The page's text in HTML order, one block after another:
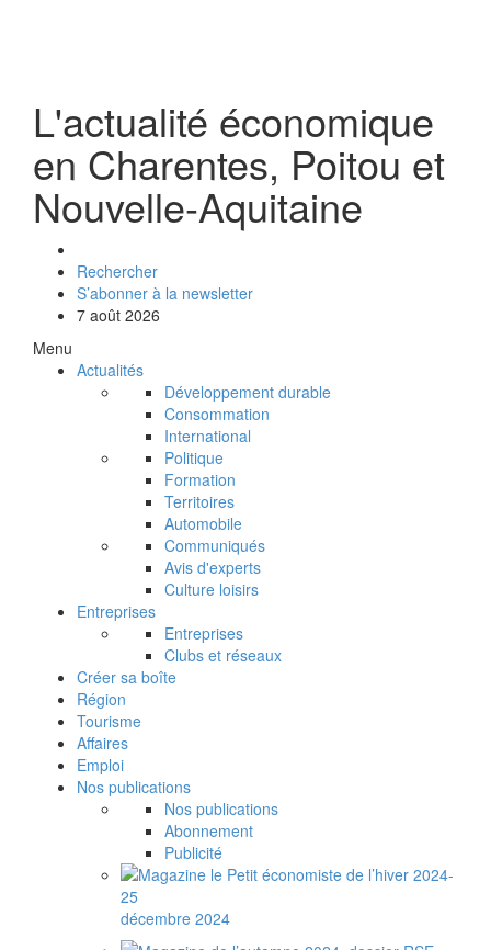
L'actualité économique
en Charentes, Poitou et
Nouvelle-Aquitaine
Rechercher
S’abonner à la newsletter
7 août 2026
Menu
Actualités
Développement durable
Consommation
International
Politique
Formation
Territoires
Automobile
Communiqués
Avis d'experts
Culture loisirs
Entreprises
Entreprises
Clubs et réseaux
Créer sa boîte
Région
Tourisme
Affaires
Emploi
Nos publications
Nos publications
Abonnement
Publicité
décembre 2024